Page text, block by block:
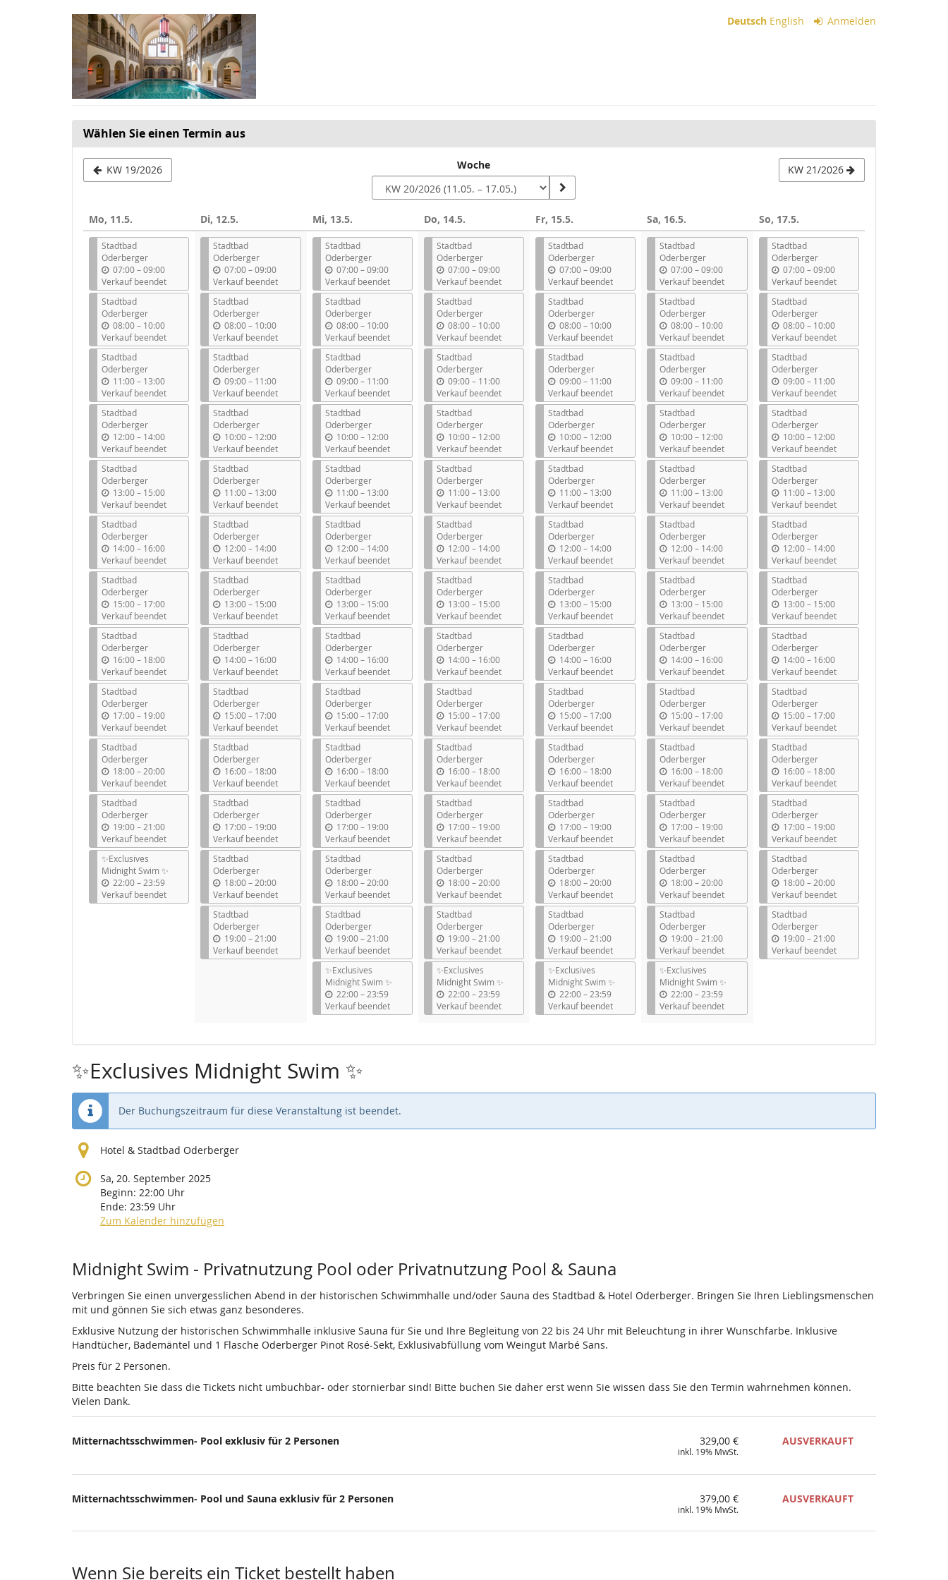
Deutsch English Anmelden
Wählen Sie einen Termin aus
KW 19/2026
auswählen
Woche KW 21/2026
Mo, 11.5.
Stadtbad
Oderberger
07:00–b
i
s
09:00
Verkauf beendet
Stadtbad
Oderberger
08:00–b
i
s
10:00
Verkauf beendet
Stadtbad
Oderberger
11:00–b
i
s
13:00
Verkauf beendet
Stadtbad
Oderberger
12:00–b
i
s
14:00
Verkauf beendet
Stadtbad
Oderberger
13:00–b
i
s
15:00
Verkauf beendet
Stadtbad
Oderberger
14:00–b
i
s
16:00
Verkauf beendet
Stadtbad
Oderberger
15:00–b
i
s
17:00
Verkauf beendet
Stadtbad
Oderberger
16:00–b
i
s
18:00
Verkauf beendet
Stadtbad
Oderberger
17:00–b
i
s
19:00
Verkauf beendet
Stadtbad
Oderberger
18:00–b
i
s
20:00
Verkauf beendet
Stadtbad
Oderberger
19:00–b
i
s
21:00
Verkauf beendet
✨Exclusives
Midnight Swim ✨
22:00–b
i
s
23:59
Verkauf beendet
Di, 12.5.
Stadtbad
Oderberger
07:00 –b
i
s
09:00
Verkauf beendet
Stadtbad
Oderberger
08:00 –b
i
s
10:00
Verkauf beendet
Stadtbad
Oderberger
09:00 –b
i
s
11:00
Verkauf beendet
Stadtbad
Oderberger
10:00 –b
i
s
12:00
Verkauf beendet
Stadtbad
Oderberger
11:00 –b
i
s
13:00
Verkauf beendet
Stadtbad
Oderberger
12:00 –b
i
s
14:00
Verkauf beendet
Stadtbad
Oderberger
13:00 –b
i
s
15:00
Verkauf beendet
Stadtbad
Oderberger
14:00 –b
i
s
16:00
Verkauf beendet
Stadtbad
Oderberger
15:00 –b
i
s
17:00
Verkauf beendet
Stadtbad
Oderberger
16:00 –b
i
s
18:00
Verkauf beendet
Stadtbad
Oderberger
17:00 –b
i
s
19:00
Verkauf beendet
Stadtbad
Oderberger
18:00 –b
i
s
20:00
Verkauf beendet
Stadtbad
Oderberger
19:00 –b
i
s
21:00
Verkauf beendet
Mi, 13.5.
Stadtbad
Oderberger
07:00 –b
i
s
09:00
Verkauf beendet
Stadtbad
Oderberger
08:00 –b
i
s
10:00
Verkauf beendet
Stadtbad
Oderberger
09:00 –b
i
s
11:00
Verkauf beendet
Stadtbad
Oderberger
10:00 –b
i
s
12:00
Verkauf beendet
Stadtbad
Oderberger
11:00 –b
i
s
13:00
Verkauf beendet
Stadtbad
Oderberger
12:00 –b
i
s
14:00
Verkauf beendet
Stadtbad
Oderberger
13:00 –b
i
s
15:00
Verkauf beendet
Stadtbad
Oderberger
14:00 –b
i
s
16:00
Verkauf beendet
Stadtbad
Oderberger
15:00 –b
i
s
17:00
Verkauf beendet
Stadtbad
Oderberger
16:00 –b
i
s
18:00
Verkauf beendet
Stadtbad
Oderberger
17:00 –b
i
s
19:00
Verkauf beendet
Stadtbad
Oderberger
18:00 –b
i
s
20:00
Verkauf beendet
Stadtbad
Oderberger
19:00 –b
i
s
21:00
Verkauf beendet
✨Exclusives
Midnight Swim ✨
22:00 –b
i
s
23:59
Verkauf beendet
Do, 14.5.
Stadtbad
Oderberger
07:00–b
i
s
09:00
Verkauf beendet
Stadtbad
Oderberger
08:00–b
i
s
10:00
Verkauf beendet
Stadtbad
Oderberger
09:00–b
i
s
11:00
Verkauf beendet
Stadtbad
Oderberger
10:00–b
i
s
12:00
Verkauf beendet
Stadtbad
Oderberger
11:00–b
i
s
13:00
Verkauf beendet
Stadtbad
Oderberger
12:00–b
i
s
14:00
Verkauf beendet
Stadtbad
Oderberger
13:00–b
i
s
15:00
Verkauf beendet
Stadtbad
Oderberger
14:00–b
i
s
16:00
Verkauf beendet
Stadtbad
Oderberger
15:00–b
i
s
17:00
Verkauf beendet
Stadtbad
Oderberger
16:00–b
i
s
18:00
Verkauf beendet
Stadtbad
Oderberger
17:00–b
i
s
19:00
Verkauf beendet
Stadtbad
Oderberger
18:00–b
i
s
20:00
Verkauf beendet
Stadtbad
Oderberger
19:00–b
i
s
21:00
Verkauf beendet
✨Exclusives
Midnight Swim ✨
22:00–b
i
s
23:59
Verkauf beendet
Fr, 15.5.
Stadtbad
Oderberger
07:00–b
i
s
09:00
Verkauf beendet
Stadtbad
Oderberger
08:00–b
i
s
10:00
Verkauf beendet
Stadtbad
Oderberger
09:00–b
i
s
11:00
Verkauf beendet
Stadtbad
Oderberger
10:00–b
i
s
12:00
Verkauf beendet
Stadtbad
Oderberger
11:00–b
i
s
13:00
Verkauf beendet
Stadtbad
Oderberger
12:00–b
i
s
14:00
Verkauf beendet
Stadtbad
Oderberger
13:00–b
i
s
15:00
Verkauf beendet
Stadtbad
Oderberger
14:00–b
i
s
16:00
Verkauf beendet
Stadtbad
Oderberger
15:00–b
i
s
17:00
Verkauf beendet
Stadtbad
Oderberger
16:00–b
i
s
18:00
Verkauf beendet
Stadtbad
Oderberger
17:00–b
i
s
19:00
Verkauf beendet
Stadtbad
Oderberger
18:00–b
i
s
20:00
Verkauf beendet
Stadtbad
Oderberger
19:00–b
i
s
21:00
Verkauf beendet
✨Exclusives
Midnight Swim ✨
22:00–b
i
s
23:59
Verkauf beendet
Sa, 16.5.
Stadtbad
Oderberger
07:00 –b
i
s
09:00
Verkauf beendet
Stadtbad
Oderberger
08:00 –b
i
s
10:00
Verkauf beendet
Stadtbad
Oderberger
09:00 –b
i
s
11:00
Verkauf beendet
Stadtbad
Oderberger
10:00 –b
i
s
12:00
Verkauf beendet
Stadtbad
Oderberger
11:00 –b
i
s
13:00
Verkauf beendet
Stadtbad
Oderberger
12:00 –b
i
s
14:00
Verkauf beendet
Stadtbad
Oderberger
13:00 –b
i
s
15:00
Verkauf beendet
Stadtbad
Oderberger
14:00 –b
i
s
16:00
Verkauf beendet
Stadtbad
Oderberger
15:00 –b
i
s
17:00
Verkauf beendet
Stadtbad
Oderberger
16:00 –b
i
s
18:00
Verkauf beendet
Stadtbad
Oderberger
17:00 –b
i
s
19:00
Verkauf beendet
Stadtbad
Oderberger
18:00 –b
i
s
20:00
Verkauf beendet
Stadtbad
Oderberger
19:00 –b
i
s
21:00
Verkauf beendet
✨Exclusives
Midnight Swim ✨
22:00 –b
i
s
23:59
Verkauf beendet
So, 17.5.
Stadtbad
Oderberger
07:00 –b
i
s
09:00
Verkauf beendet
Stadtbad
Oderberger
08:00 –b
i
s
10:00
Verkauf beendet
Stadtbad
Oderberger
09:00 –b
i
s
11:00
Verkauf beendet
Stadtbad
Oderberger
10:00 –b
i
s
12:00
Verkauf beendet
Stadtbad
Oderberger
11:00 –b
i
s
13:00
Verkauf beendet
Stadtbad
Oderberger
12:00 –b
i
s
14:00
Verkauf beendet
Stadtbad
Oderberger
13:00 –b
i
s
15:00
Verkauf beendet
Stadtbad
Oderberger
14:00 –b
i
s
16:00
Verkauf beendet
Stadtbad
Oderberger
15:00 –b
i
s
17:00
Verkauf beendet
Stadtbad
Oderberger
16:00 –b
i
s
18:00
Verkauf beendet
Stadtbad
Oderberger
17:00 –b
i
s
19:00
Verkauf beendet
Stadtbad
Oderberger
18:00 –b
i
s
20:00
Verkauf beendet
Stadtbad
Oderberger
19:00 –b
i
s
21:00
Verkauf beendet
✨Exclusives Midnight Swim ✨
Der Buchungszeitraum für diese Veranstaltung ist beendet.
Hotel & Stadtbad Oderberger
Sa, 20. September 2025
Beginn: 22:00 Uhr
Ende: 23:59 Uhr
Zum Kalender hinzufügen
Produkte
Midnight Swim - Privatnutzung Pool oder Privatnutzung Pool & Sauna
Verbringen Sie einen unvergesslichen Abend in der historischen Schwimmhalle und/oder Sauna des Stadtbad & Hotel Oderberger. Bringen Sie Ihren Lieblingsmenschen
mit und gönnen Sie sich etwas ganz besonderes.
Exklusive Nutzung der historischen Schwimmhalle inklusive Sauna für Sie und Ihre Begleitung von 22 bis 24 Uhr mit Beleuchtung in ihrer Wunschfarbe. Inklusive
Handtücher, Bademäntel und 1 Flasche Oderberger Pinot Rosé-Sekt, Exklusivabfüllung vom Weingut Marbé Sans.
Preis für 2 Personen.
Bitte beachten Sie dass die Tickets nicht umbuchbar- oder stornierbar sind! Bitte buchen Sie daher erst wenn Sie wissen dass Sie den Termin wahrnehmen können.
Vielen Dank.
Mitternachtsschwimmen- Pool exklusiv für 2 Personen 329,00 €
inkl. 19% MwSt.
AUSVERKAUFT
Mitternachtsschwimmen- Pool und Sauna exklusiv für 2 Personen 379,00 €
inkl. 19% MwSt.
AUSVERKAUFT
Wenn Sie bereits ein Ticket bestellt haben